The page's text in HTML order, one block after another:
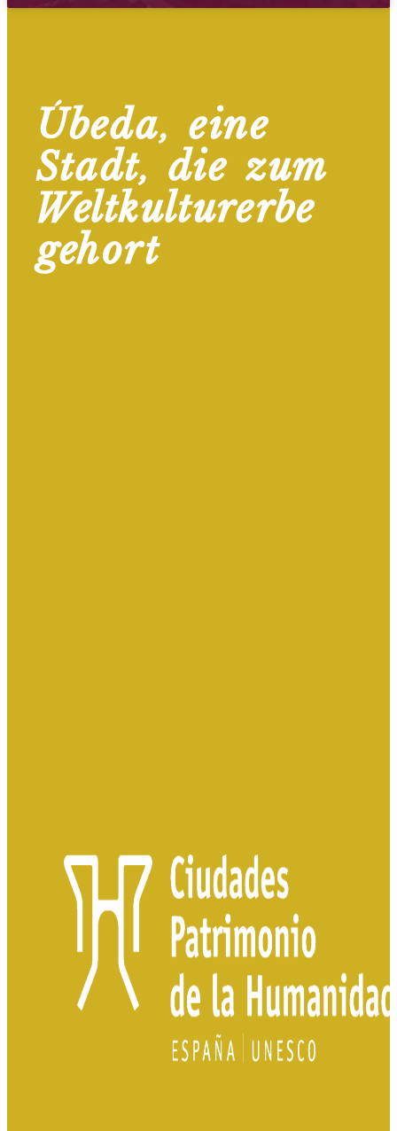
Úbeda, eine
Stadt, die zum
Weltkulturerbe
gehört